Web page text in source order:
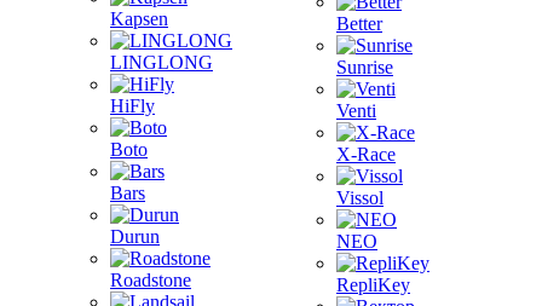
Kapsen
LINGLONG
HiFly
Boto
Bars
Durun
Roadstone
Better
Sunrise
Venti
X-Race
Vissol
NEO
RepliKey